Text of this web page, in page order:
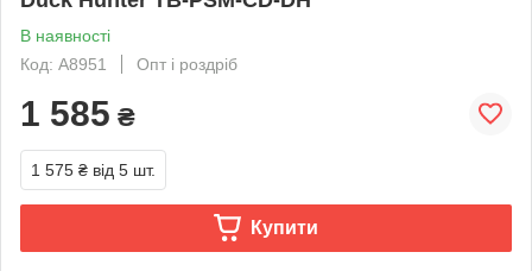
В наявності
Код: A8951
Опт і роздріб
1 585 ₴
1 575 ₴ від 5 шт.
Купити